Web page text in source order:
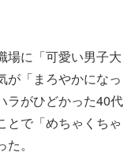
場に「可愛い男子大
が「まろやかになっ
ラがひどかった40代
とで「めちゃくちゃ
。